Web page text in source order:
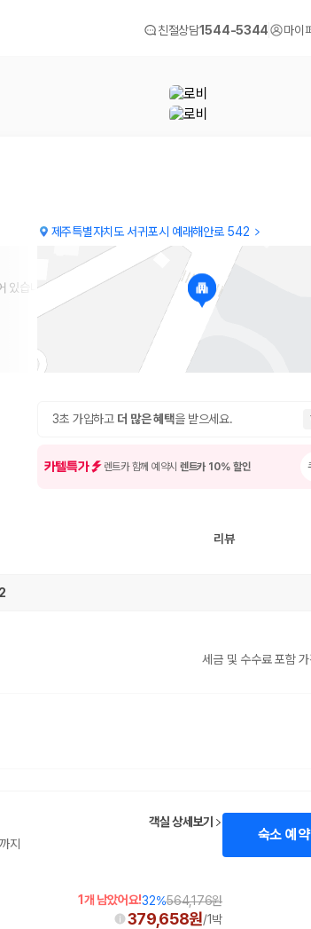
업체의 조건을 한 화면에서 비교해 사용자가 자신의
함께 확인해야 실제로 저렴한 차량을 고를 수 있습니다.
스타일에 맞는 보장 수준을 선택할 수 있습니다.
을 가격과 함께 비교하는 것이 좋습니다.
친절상담1544-5344 마이
제주특별자치도 서귀포시 예래해안로 542
있습니다.
dongkyu
조식 메뉴가 다채롭고 맛도 괜
2026.04.01
3초 가입하고 더 많은 혜택을 받으세요.
카텔특가 렌트카 함께 예약시 렌트카 10% 할인
리뷰
세금 및 수수료 포함 가
객실 상세보기
지
1개 남았어요!32%564,176원
379,658원/1박
숙소 예약